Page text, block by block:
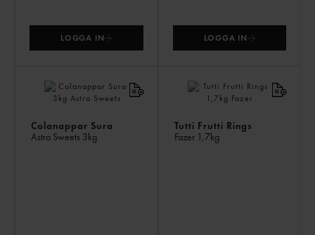
LOGGA IN LOGGA IN
Colanappar Sura
Astra Sweets 3kg
Tutti Frutti Rings
Fazer 1,7kg